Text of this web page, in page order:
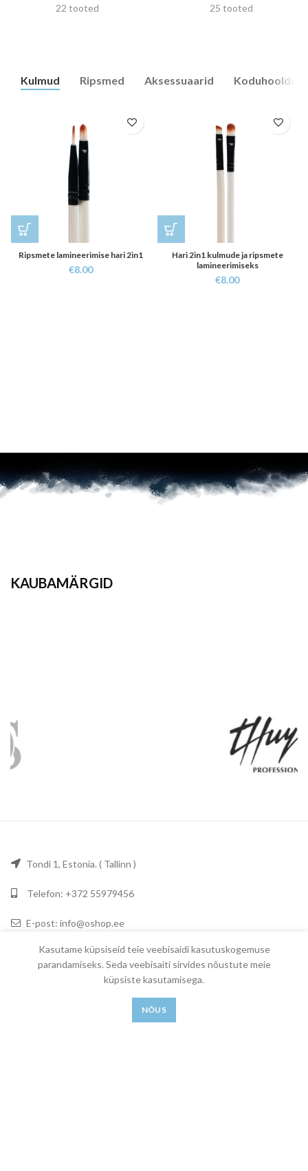
22 tooted 25 tooted
Kulmud Ripsmed Aksessuaarid Koduhooldus
Ripsmete lamineerimise hari 2in1
€8.00
Hari 2in1 kulmude ja ripsmete
lamineerimiseks
€8.00
KAUBAMÄRGID
Tondi 1, Estonia. ( Tallinn )
Telefon: +372 55979456
E-post: info@oshop.ee
Kasutame küpsiseid teie veebisaidi kasutuskogemuse
parandamiseks. Seda veebisaiti sirvides nõustute meie
küpsiste kasutamisega.
NÕUS